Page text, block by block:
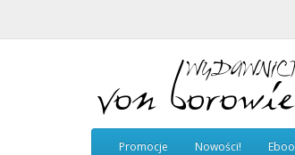
Promocje Nowości!